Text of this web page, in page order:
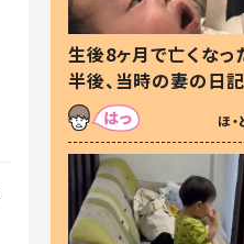
生後8ヶ月で亡くな
半後、当時の妻の日
た本音とは
ほ